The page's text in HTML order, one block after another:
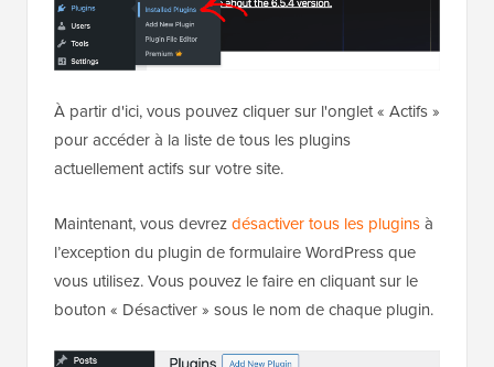
À partir d'ici, vous pouvez cliquer sur l'onglet « Actifs »
pour accéder à la liste de tous les plugins
actuellement actifs sur votre site.
Maintenant, vous devrezdésactiver tous les pluginsà
l’exception du plugin de formulaire WordPress que
vous utilisez. Vous pouvez le faire en cliquant sur le
bouton « Désactiver » sous le nom de chaque plugin.